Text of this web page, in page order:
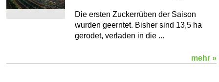
Die ersten Zuckerrüben der Saison
wurden geerntet. Bisher sind 13,5 ha
gerodet, verladen in die ...
mehr »